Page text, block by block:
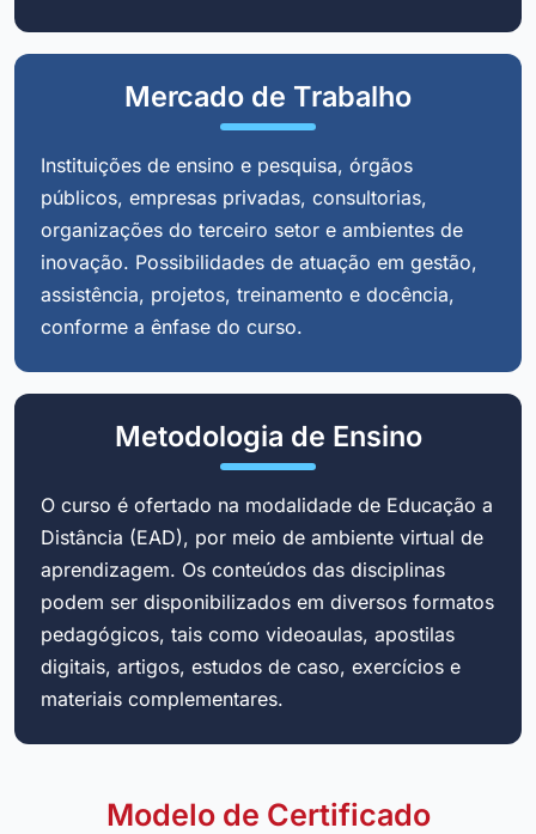
Mercado de Trabalho
Instituições de ensino e pesquisa, órgãos
públicos, empresas privadas, consultorias,
organizações do terceiro setor e ambientes de
inovação. Possibilidades de atuação em gestão,
assistência, projetos, treinamento e docência,
conforme a ênfase do curso.
Metodologia de Ensino
O curso é ofertado na modalidade de Educação a
Distância (EAD), por meio de ambiente virtual de
aprendizagem. Os conteúdos das disciplinas
podem ser disponibilizados em diversos formatos
pedagógicos, tais como videoaulas, apostilas
digitais, artigos, estudos de caso, exercícios e
materiais complementares.
Modelo de Certificado